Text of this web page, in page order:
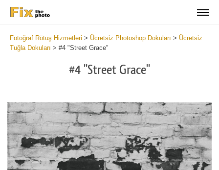
Fotoğraf Rötuş Hizmetleri > Ücretsiz Photoshop Dokuları > Ücretsiz
Tuğla Dokuları > #4 "Street Grace"
#4 "Street Grace"